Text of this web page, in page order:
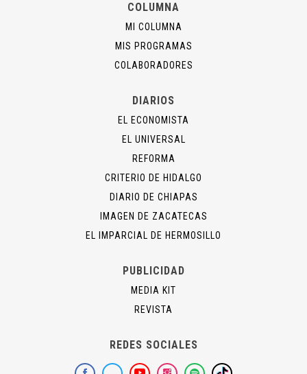
COLUMNA
MI COLUMNA
MIS PROGRAMAS
COLABORADORES
DIARIOS
EL ECONOMISTA
EL UNIVERSAL
REFORMA
CRITERIO DE HIDALGO
DIARIO DE CHIAPAS
IMAGEN DE ZACATECAS
EL IMPARCIAL DE HERMOSILLO
PUBLICIDAD
MEDIA KIT
REVISTA
REDES SOCIALES